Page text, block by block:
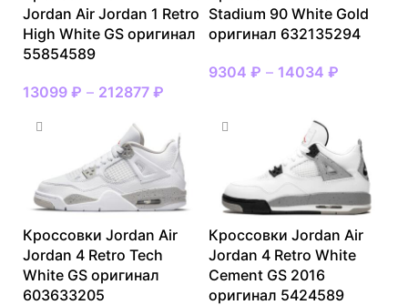
Jordan Air Jordan 1 Retro
High White GS оригинал
55854589
13099 ₽ – 212877 ₽
Stadium 90 White Gold
оригинал 632135294
9304 ₽ – 14034 ₽
Кроссовки Jordan Air
Jordan 4 Retro Tech
White GS оригинал
603633205
Кроссовки Jordan Air
Jordan 4 Retro White
Cement GS 2016
оригинал 5424589